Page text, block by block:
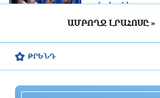
բանակում
երթուղին էլ
ԱՄԲՈՂՋ ԼՐԱՀՈՍԸ »
ԹՐԵՆԴ